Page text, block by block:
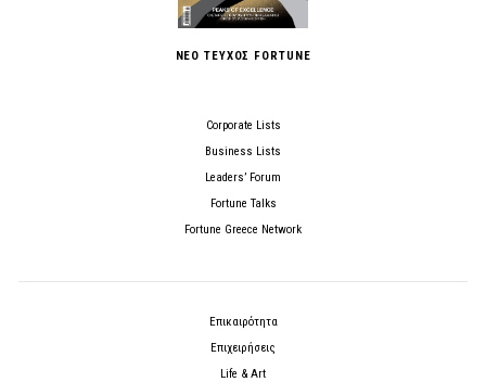
ΝΕΟ ΤΕΥΧΟΣ FORTUNE
Corporate Lists
Business Lists
Leaders’ Forum
Fortune Talks
Fortune Greece Network
Επικαιρότητα
Επιχειρήσεις
Life & Art